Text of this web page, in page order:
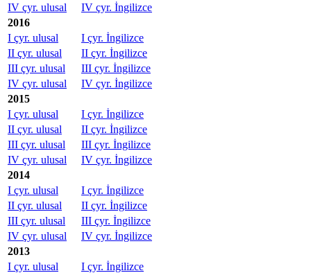
IV çyr. ulusal
IV çyr. İngilizce
2016
I çyr. ulusal
I çyr. İngilizce
II çyr. ulusal
II çyr. İngilizce
III çyr. ulusal
III çyr. İngilizce
IV çyr. ulusal
IV çyr. İngilizce
2015
I çyr. ulusal
I çyr. İngilizce
II çyr. ulusal
II çyr. İngilizce
III çyr. ulusal
III çyr. İngilizce
IV çyr. ulusal
IV çyr. İngilizce
2014
I çyr. ulusal
I çyr. İngilizce
II çyr. ulusal
II çyr. İngilizce
III çyr. ulusal
III çyr. İngilizce
IV çyr. ulusal
IV çyr. İngilizce
2013
I çyr. ulusal
I çyr. İngilizce